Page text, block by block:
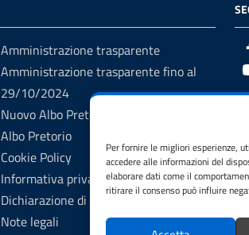
Per fornire le migliori esperienze,
accedere alle informazioni del
elaborare dati come il
ritirare il consenso può influire
Amministrazione trasparente
Amministrazione trasparente fino al
29/10/2024
Nuovo Albo Pretorio
Albo Pretorio
Cookie Policy
Informativa privacy
Dichiarazione di accessibilità
Note legali